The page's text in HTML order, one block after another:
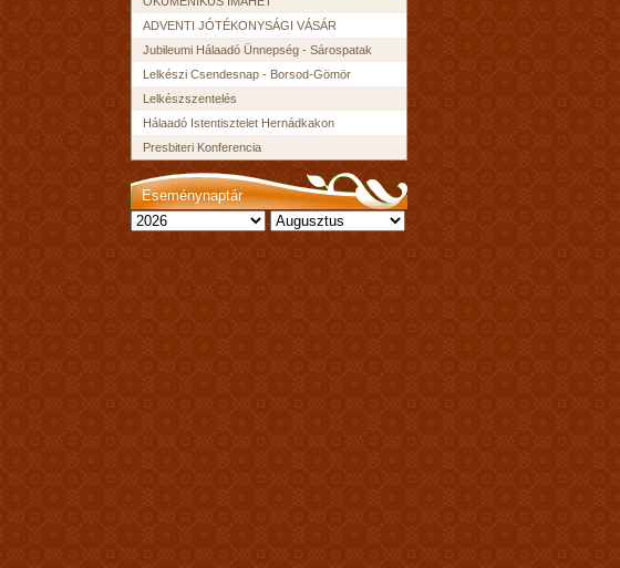
ADVENTI JÓTÉKONYSÁGI VÁSÁR
Jubileumi Hálaadó Ünnepség - Sárospatak
Lelkészi Csendesnap - Borsod-Gömör
Lelkészszentelés
Hálaadó Istentisztelet Hernádkakon
Presbiteri Konferencia
Eseménynaptár